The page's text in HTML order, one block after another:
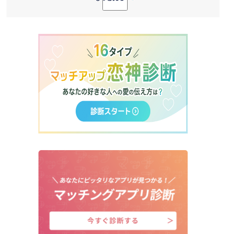
マッチアップ編集部が実際に出会った業
Omiaiにいる業者の特徴と見分け方
美人やイケメンの写真を使用してい
る
LINEにすぐ移行しようとしてくる
LINEの名前が絵文字のみなど
Omiaiで業者に出会ってしまった場合の
速攻違反報告
ブロックしよう
プロフィールに「業者お断り」と明